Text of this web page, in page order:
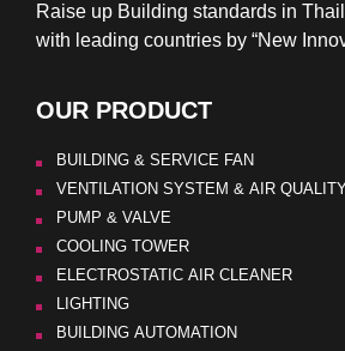
Raise up Building standards in
with leading countries by “New
OUR PRODUCT
BUILDING & SERVICE FAN
VENTILATION SYSTEM & AIR
PUMP & VALVE
COOLING TOWER
ELECTROSTATIC AIR CLEANER
LIGHTING
BUILDING AUTOMATION